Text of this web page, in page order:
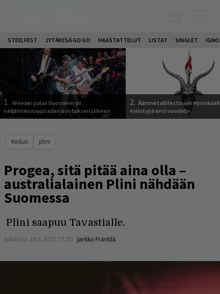
STEELFEST JYTÄKESÄ GO GO HAASTATTELUT LISTAT SINGLET
1. Weezer palaa Suomeen yli
neljännesvuosisadan odotuksen jälkeen
2. Äärimetallifestivaali
esiintyjiä ensi vuodelle
Keikat plini
Progea, sitä pitää aina olla –
australialainen Plini nähdään
Suomessa
Plini saapuu Tavastialle.
Julkaistu: 28.6.2022 11:00 Jarkko Fräntilä